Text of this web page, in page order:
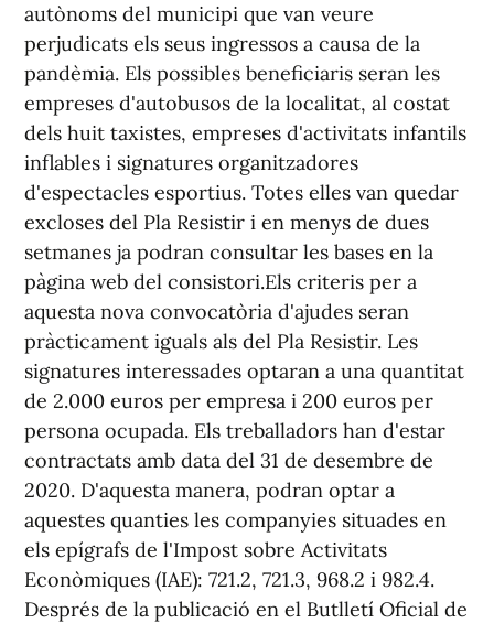
autònoms del municipi que van veure
perjudicats els seus ingressos a causa de la
pandèmia. Els possibles beneficiaris seran les
empreses d'autobusos de la localitat, al costat
dels huit taxistes, empreses d'activitats infantils
inflables i signatures organitzadores
d'espectacles esportius. Totes elles van quedar
excloses del Pla Resistir i en menys de dues
setmanes ja podran consultar les bases en la
pàgina web del consistori.Els criteris per a
aquesta nova convocatòria d'ajudes seran
pràcticament iguals als del Pla Resistir. Les
signatures interessades optaran a una quantitat
de 2.000 euros per empresa i 200 euros per
persona ocupada. Els treballadors han d'estar
contractats amb data del 31 de desembre de
2020. D'aquesta manera, podran optar a
aquestes quanties les companyies situades en
els epígrafs de l'Impost sobre Activitats
Econòmiques (IAE): 721.2, 721.3, 968.2 i 982.4.
Després de la publicació en el Butlletí Oficial de